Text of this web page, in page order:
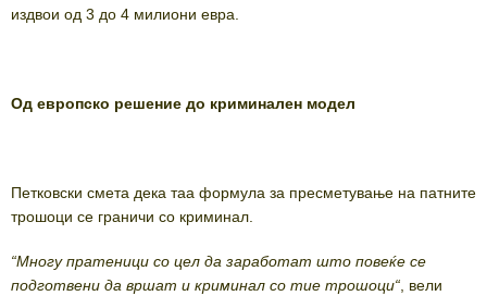
издвои од 3 до 4 милиони евра.
Од европско решение до криминален модел
Петковски смета дека таа формула за пресметување на патните
трошоци се граничи со криминал.
“Многу пратеници со цел да заработат што повеќе се
подготвени да вршат и криминал со тие трошоци“ , вели